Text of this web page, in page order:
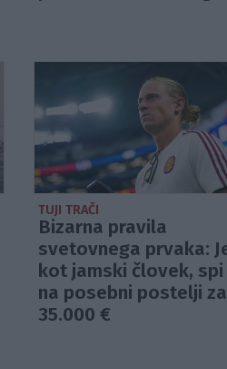
TUJI TRAČI
Bizarna pravila
svetovnega prvaka:
kot jamski človek, spi
na posebni postelji za
35.000 €